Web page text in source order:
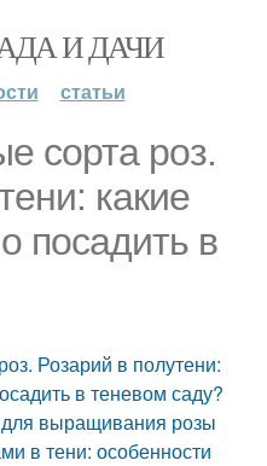
И ДАЧИ
статьи
сорта роз.
какие
посадить в
Розарий в полутени:
в теневом саду?
выращивания розы
в тени: особенности